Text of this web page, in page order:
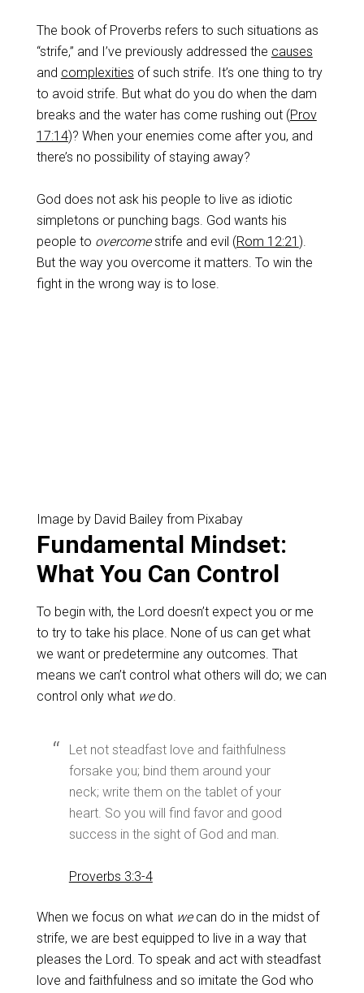
‌The book of Proverbs refers to such situations as
“strife,” and I’ve previously addressed the causes
and complexities of such strife. It’s one thing to try
to avoid strife. But what do you do when the dam
breaks and the water has come rushing out (Prov
17:14)? When your enemies come after you, and
there’s no possibility of staying away?
God does not ask his people to live as idiotic
simpletons or punching bags. God wants his
people to overcomestrife and evil (Rom 12:21 ).
But the way you overcome it matters. To win the
fight in the wrong way is to lose.
Image by David Bailey from Pixabay
Fundamental Mindset:
What You Can Control
To begin with, the Lord doesn’t expect you or me
to try to take his place. None of us can get what
we want or predetermine any outcomes. That
means we can’t control what others will do; we can
control only what wedo.
Let not steadfast love and faithfulness
forsake you; bind them around your
neck; write them on the tablet of your
heart. So you will find favor and good
success in the sight of God and man.
Proverbs 3:3-4
When we focus on what wecan do in the midst of
strife, we are best equipped to live in a way that
pleases the Lord. To speak and act with steadfast
love and faithfulness and so imitate the God who